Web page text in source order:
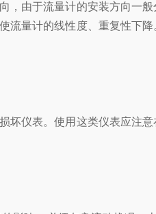
由于流量计的安装方向一般
流量计的线性度、重复性下
仪表。使用这类仪表应注意